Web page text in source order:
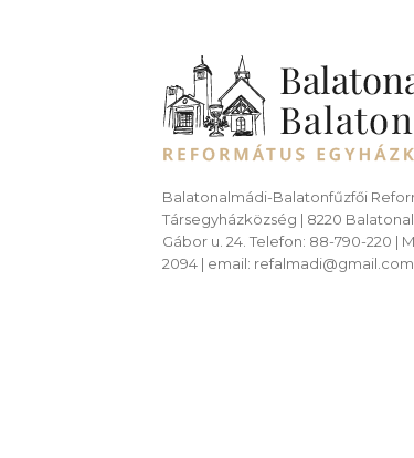
Balatonalmádi-Balatonfűzfői
Társegyházközség | 8220
Gábor u. 24. Telefon: 88-790-220 |
2094 | email: refalmadi@gmail.com